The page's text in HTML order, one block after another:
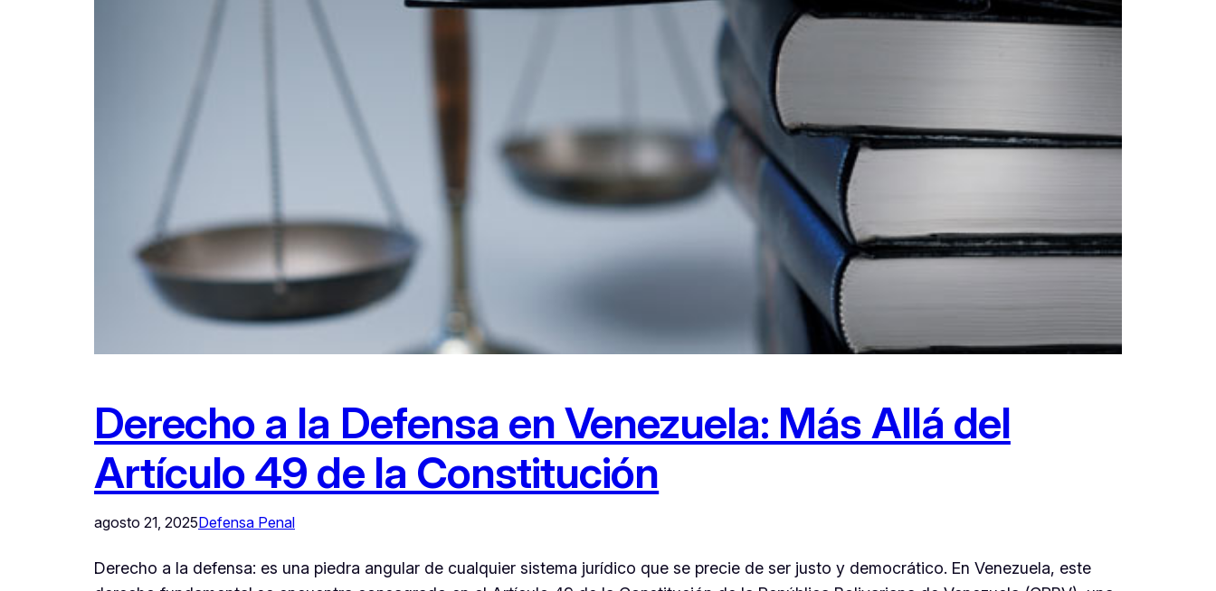
Derecho a la Defensa en Venezuela: Más Allá del
Artículo 49 de la Constitución
agosto 21, 2025Defensa Penal
Derecho a la defensa: es una piedra angular de cualquier sistema jurídico que se precie de ser justo y democrático. En Venezuela, este